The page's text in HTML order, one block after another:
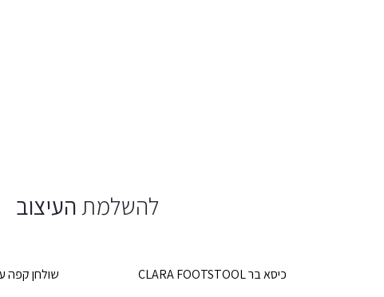
להשלמתהעיצוב
כיסא בר CLARA FOOTSTOOL